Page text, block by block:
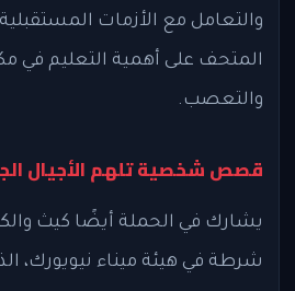
والتعامل مع الأزمات
المتحف على أهمية التعليم في
والتعصب.
قصص شخصية تلهم الأجيال
يشارك في الحملة أيضًا كيث
شرطة في هيئة ميناء نيويورك،